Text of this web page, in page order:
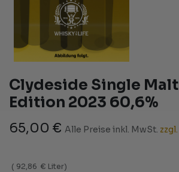
Clydeside Single
Edition 2023 60,6%
65,00 € Alle Preise inkl. MwSt.
( 92,86 € Liter)